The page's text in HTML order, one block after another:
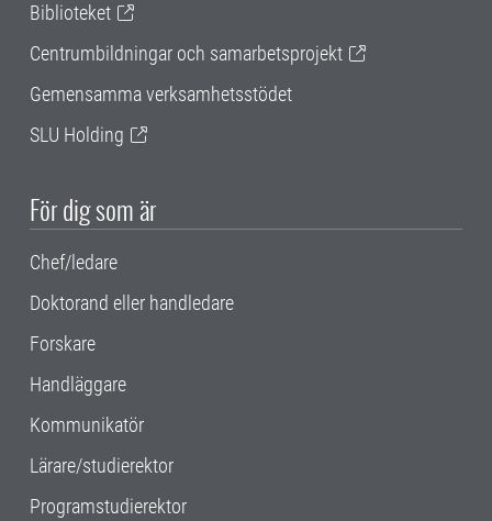
Biblioteket
Centrumbildningar och samarbetsprojekt
Gemensamma verksamhetsstödet
SLU Holding
För dig som är
Chef/ledare
Doktorand eller handledare
Forskare
Handläggare
Kommunikatör
Lärare/studierektor
Programstudierektor